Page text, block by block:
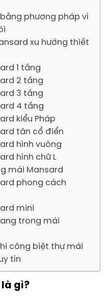
phương pháp vì
xu hướng thiết
1 tầng
2 tầng
3 tầng
4 tầng
kiểu Pháp
tân cổ điển
hình vuông
hình chữ L
mái Mansard
phong cách
mini
trong mái
công biệt thự mái
tín
gì?